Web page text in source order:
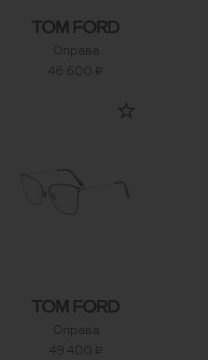
Оправа
46 600 ₽
Оправа
49 400 ₽